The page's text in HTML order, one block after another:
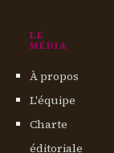
LE
MÉDIA
À propos
L'équipe
Charte
éditoriale